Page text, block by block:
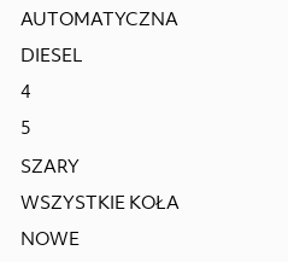
AUTOMATYCZNA
DIESEL
4
5
SZARY
WSZYSTKIE KOŁA
NOWE